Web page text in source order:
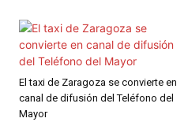
El taxi de Zaragoza se convierte en
canal de difusión del Teléfono del
Mayor